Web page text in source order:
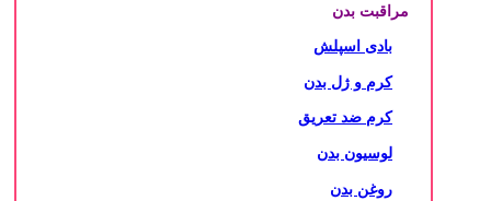
مراقبت بدن
بادی اسپلش
کرم و ژل بدن
کرم ضد تعریق
لوسیون بدن
روغن بدن